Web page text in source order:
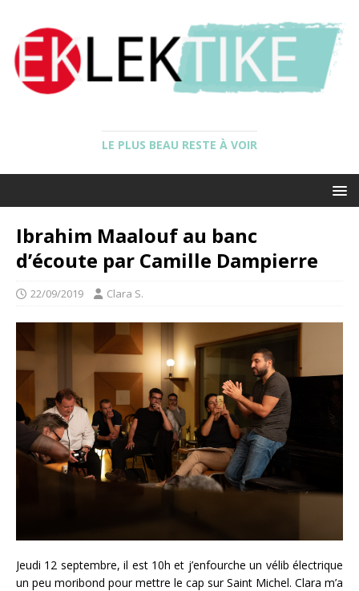
LE PLUS BEAU RESTE À VOIR
Ibrahim Maalouf au banc
d’écoute par Camille Dampierre
22/09/2019 Clara S.
Jeudi 12 septembre, il est 10h et j’enfourche un vélib électrique
un peu moribond pour mettre le cap sur Saint Michel. Clara m’a